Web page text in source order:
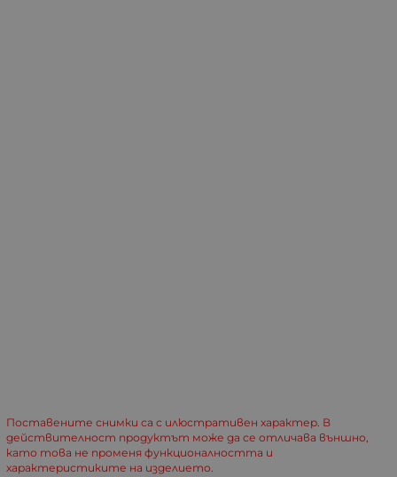
Поставените снимки са с илюстративен характер. В
действителност продуктът може да се отличава външно,
като това не променя функционалността и
характеристиките на изделието.